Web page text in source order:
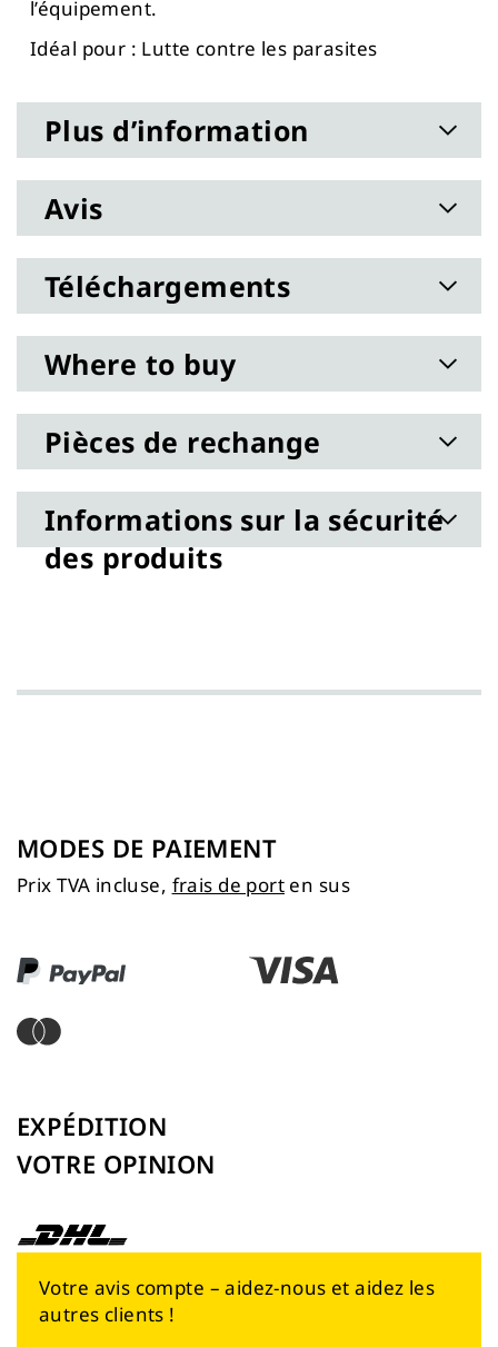
l’équipement.
Idéal pour : Lutte contre les parasites
Plus d’information
Avis
Téléchargements
Where to buy
Pièces de rechange
Informations sur la sécurité
des produits
MODES DE PAIEMENT
Prix TVA incluse, frais de port en sus
EXPÉDITION
VOTRE OPINION
Votre avis compte – aidez-nous et aidez les
autres clients !